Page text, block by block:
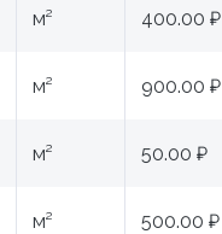
м² 400.00 ₽
м² 900.00 ₽
м² 50.00 ₽
м² 500.00 ₽